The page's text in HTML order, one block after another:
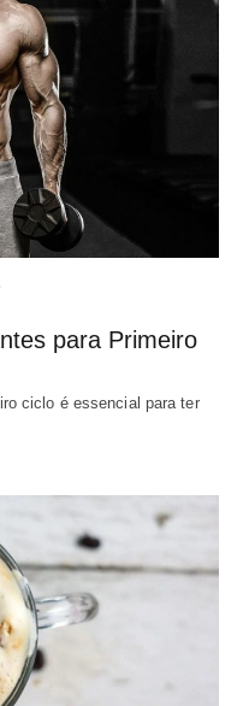
para Primeiro
ciclo é essencial para ter